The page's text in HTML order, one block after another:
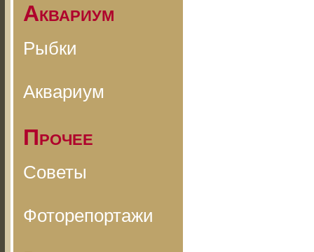
Аквариум
Рыбки
Аквариум
Прочее
Советы
Фоторепортажи